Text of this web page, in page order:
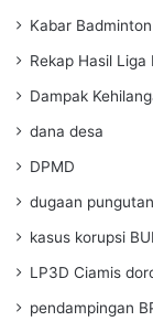
Kabar Badminton
Rekap Hasil Liga
Dampak
dana desa
DPMD
dugaan
kasus korupsi
LP3D Ciamis
pendampingan